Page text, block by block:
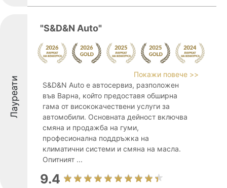
Лауреати
"S&D&N Auto"
Покажи повече >>
S&D&N Auto e автосервиз, разположен
във Варна, който предоставя обширна
гама от висококачествени услуги за
автомобили. Основната дейност включва
смяна и продажба на гуми,
професионална поддръжка на
климатични системи и смяна на масла.
Опитният ...
9.4